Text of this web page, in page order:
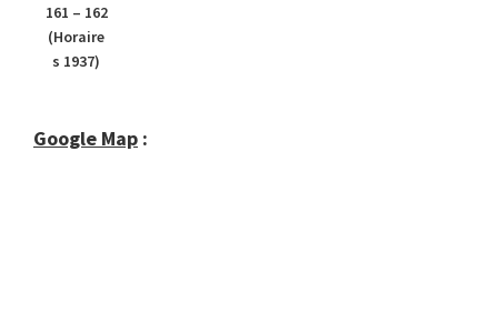
161 – 162
(Horaire
s 1937)
Google Map :